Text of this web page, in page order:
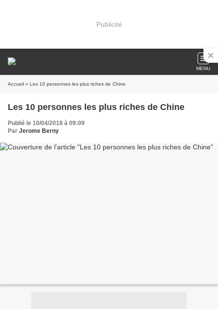
Publicité
MENU
Accueil » Les 10 personnes les plus riches de Chine
Les 10 personnes les plus riches de Chine
Publié le 10/04/2018 à 09:09
Par Jerome Berny